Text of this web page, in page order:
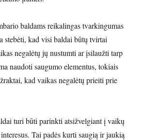
baldams reikalingas tvarkingumas
stebėti, kad visi baldai būtų tvirtai
negalėtų jų nustumti ar įsilaužti tarp
naudoti saugumo elementus, tokiais
kad vaikas negalėtų prieiti prie
turi būti parinkti atsižvelgiant į vaikų
Tai padės kurti saugią ir jaukią